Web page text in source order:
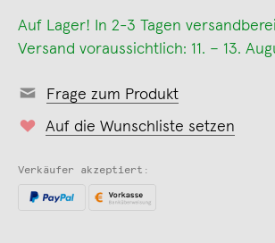
Auf Lager! In 2-3 Tagen
Versand voraussichtlich: 11. – 13.
Frage zum Produkt
Auf die Wunschliste setzen
Verkäufer akzeptiert: